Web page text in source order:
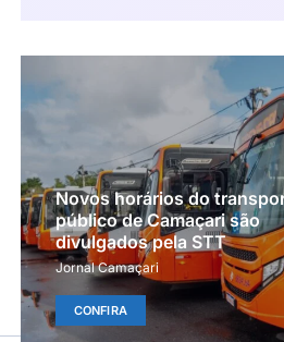
Novos horários do
público de Camaçari são
divulgados pela STT
Jornal Camaçari
CONFIRA